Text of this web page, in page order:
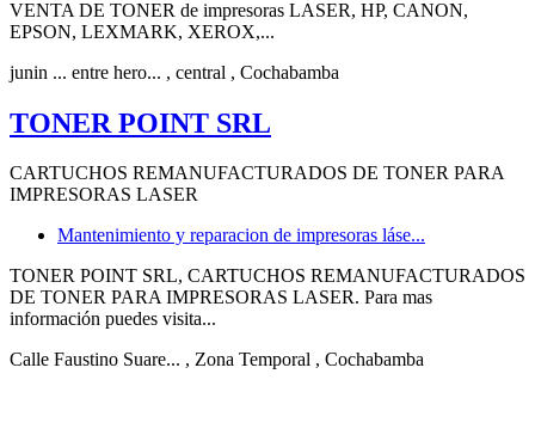
VENTA DE TONER de impresoras LASER, HP, CANON,
EPSON, LEXMARK, XEROX,...
junin ... entre hero... , central , Cochabamba
TONER POINT SRL
CARTUCHOS REMANUFACTURADOS DE TONER PARA
IMPRESORAS LASER
Mantenimiento y reparacion de impresoras láse...
TONER POINT SRL, CARTUCHOS REMANUFACTURADOS
DE TONER PARA IMPRESORAS LASER. Para mas
información puedes visita...
Calle Faustino Suare... , Zona Temporal , Cochabamba